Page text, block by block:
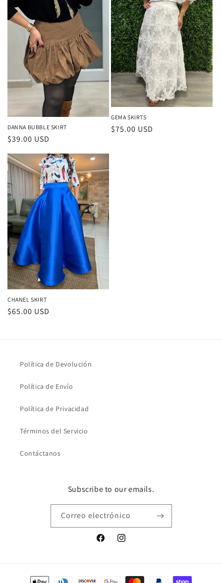
DANNA BUBBLE SKIRT
Precio
habitual
$39.00 USD
GEMA SKIRTS
Precio
$75.00 USD
CHANEL SKIRT
Precio
$65.00 USD
Política de Devolución
Política de Envío
Política de Privacidad
Términos del Servicio
Contáctanos
Subscribe to our emails.
Correo electrónico
FacebookInstagram
Formas